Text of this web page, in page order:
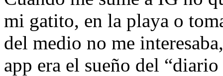
mi gatito, en la playa o
del medio no me
app era el sueño del